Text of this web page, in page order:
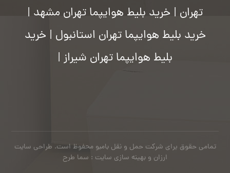
تهران | خرید بلیط هوایپما تهران مشهد |
خرید بلیط هوایپما تهران استانبول | خرید
بلیط هوایپما تهران شیراز |
تمامی حقوق برای شرکت حمل و نقل بامبو محفوظ است. طراحی سایت
ارزان و بهینه سازی سایت : سما طرح